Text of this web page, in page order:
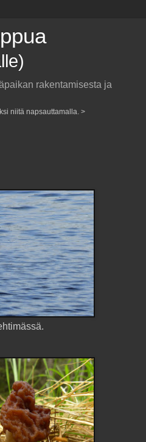
rakentamisesta ja
niitä napsauttamalla. >